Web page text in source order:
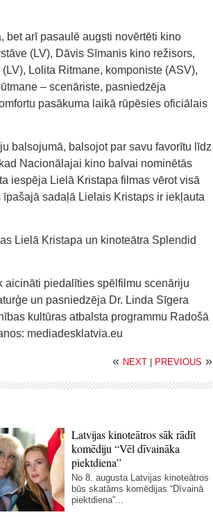
bet arī pasaulē augsti novērtēti kino
(LV), Dāvis Sīmanis kino režisors,
Lolita Ritmane, komponiste (ASV),
– scenāriste, pasniedzēja
pasākuma laikā rūpēsies oficiālais
balsojumā, balsojot par savu favorītu līdz
Nacionālajai kino balvai nominētās
iespēja Lielā Kristapa filmas vērot visā
sadaļā Lielais Kristaps ir iekļauta
Lielā Kristapa un kinoteātra Splendid
aicināti piedalīties spēlfilmu scenāriju
un pasniedzēja Dr. Linda Sīgera
kultūras atbalsta programmu Radošā
mediadesklatvia.eu
« NEXT PREVIOUS »
Latvijas kinoteātros sāk rādīt
komēdiju “Vēl dīvaināka
piektdiena”
No 8. augusta Latvijas kinoteātros
būs skatāms komēdijas “Dīvainā
piektdiena”...